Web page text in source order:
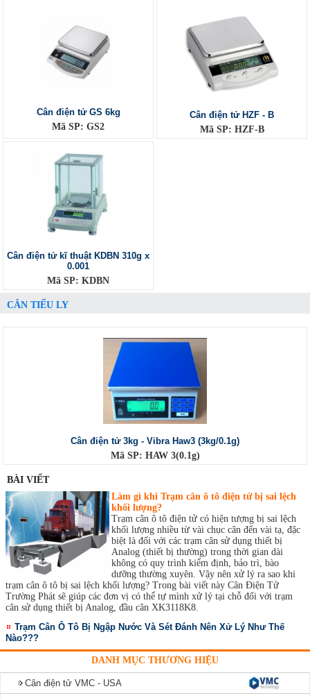
Cân điện tử GS 6kg
Mã SP: GS2
Cân điện tử HZF - B
Mã SP: HZF-B
Cân điện tử kĩ thuật KDBN 310g x
0.001
Mã SP: KDBN
CÂN TIỂU LY
Cân điện tử 3kg - Vibra Haw3 (3kg/0.1g)
Mã SP: HAW 3(0.1g)
BÀI VIẾT
Làm gì khi Trạm cân ô tô điện tử bị sai lệch
khối lượng?
Trạm cân ô tô điện tử có hiện tượng bị sai lệch
khối lượng nhiều từ vài chục cân đến vài tạ, đặc
biệt là đối với các trạm cân sử dụng thiết bị
Analog (thiết bị thường) trong thời gian dài
không có quy trình kiểm định, bảo trì, bào
dưỡng thường xuyên. Vậy nên xử lý ra sao khi
trạm cân ô tô bị sai lệch khối lượng? Trong bài viết này Cân Điện Tử
Trường Phát sẽ giúp các đơn vị có thể tự mình xử lý tại chỗ đối với trạm
cân sử dụng thiết bị Analog, đầu cân XK3118K8.
Trạm Cân Ô Tô Bị Ngập Nước Và Sét Đánh Nên Xử Lý Như Thế
Nào???
DANH MỤC THƯƠNG HIỆU
Cân điện tử VMC - USA